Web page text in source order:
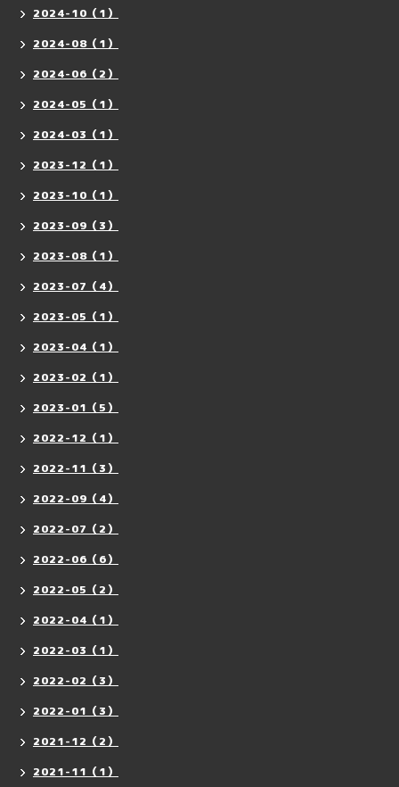
2024-10（1）
2024-08（1）
2024-06（2）
2024-05（1）
2024-03（1）
2023-12（1）
2023-10（1）
2023-09（3）
2023-08（1）
2023-07（4）
2023-05（1）
2023-04（1）
2023-02（1）
2023-01（5）
2022-12（1）
2022-11（3）
2022-09（4）
2022-07（2）
2022-06（6）
2022-05（2）
2022-04（1）
2022-03（1）
2022-02（3）
2022-01（3）
2021-12（2）
2021-11（1）